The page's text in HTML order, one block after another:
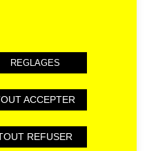
REGLAGES
ACCEPTER
REFUSER